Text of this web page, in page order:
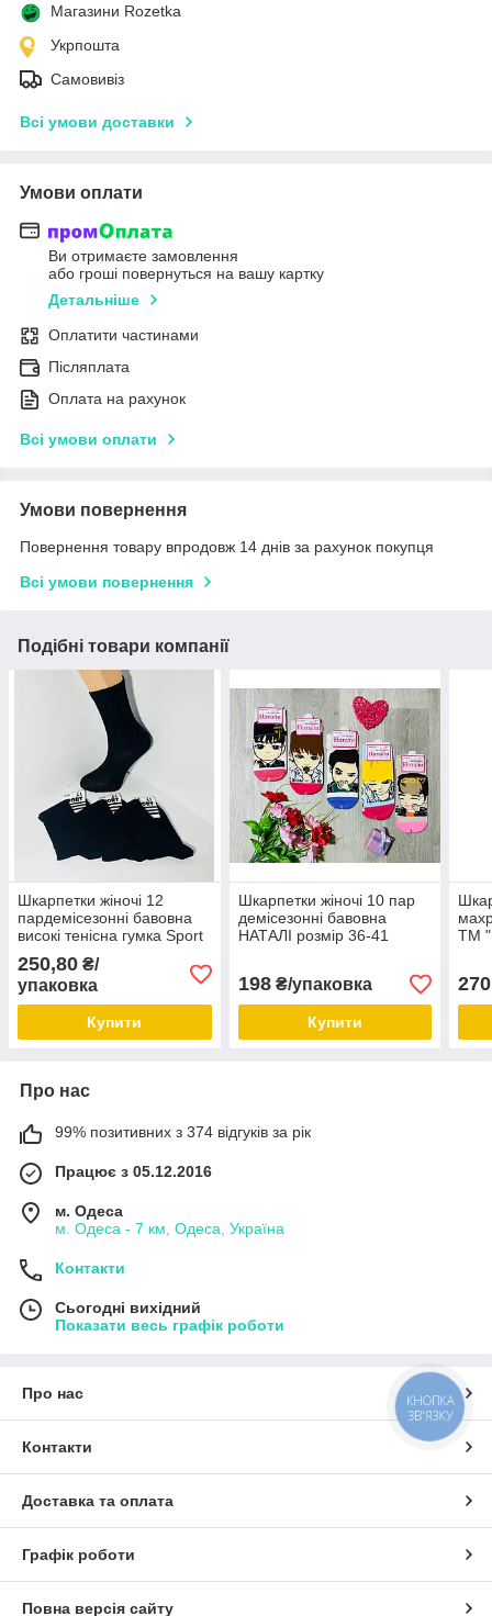
Магазини Rozetka
Укрпошта
Самовивіз
Всі умови доставки
Умови оплати
Ви отримаєте замовлення
або гроші повернуться на вашу картку
Детальніше
Оплатити частинами
Післяплата
Оплата на рахунок
Всі умови оплати
Умови повернення
Повернення товару впродовж 14 днів за рахунок покупця
Всі умови повернення
Подібні товари компанії
Шкарпетки жіночі 12
пардемісезонні бавовна
високі тенісна гумка Sport
250,80 ₴/
упаковка
Купити
Шкарпетки жіночі 10 пар
демісезонні бавовна
НАТАЛІ розмір 36-41
198₴/упаковка
Купити
ТМ
270
Про нас
99% позитивних з 374 відгуків за рік
Працює з 05.12.2016
м. Одеса
м. Одеса - 7 км, Одеса, Україна
Контакти
Сьогодні вихідний
Показати весь графік роботи
Про нас
Контакти
Доставка та оплата
Графік роботи
Повна версія сайту
КНОПКА
ЗВ'ЯЗКУ